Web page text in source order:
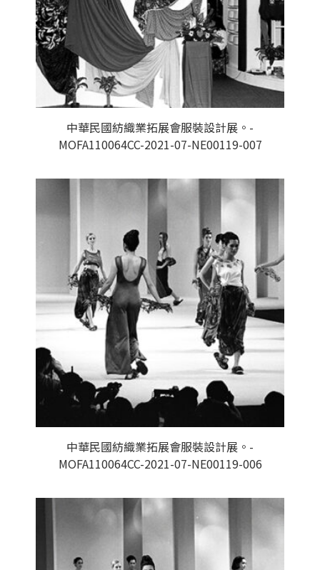
中華民國紡織業拓展會服裝設計展。-
MOFA110064CC-2021-07-NE00119-007
中華民國紡織業拓展會服裝設計展。-
MOFA110064CC-2021-07-NE00119-006